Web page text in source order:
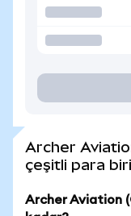
Archer
çeşitli para
Archer Aviation